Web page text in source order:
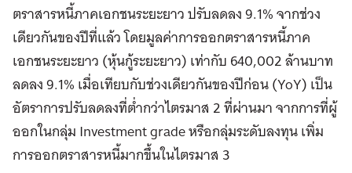
ตราสารหนี้ภาคเอกชนระยะยาว ปรับลดลง 9.1%จากช่วง
เดียวกันของปีที่แล้ว โดยมูลค่าการออกตราสารหนี้ภาค
เอกชนระยะยาว (หุ้นกู้ระยะยาว) เท่ากับ 640,002 ล้านบาท
ลดลง 9.1% เมื่อเทียบกับช่วงเดียวกันของปีก่อน (YoY) เป็น
อัตราการปรับลดลงที่ต่ำกว่าไตรมาส 2 ที่ผ่านมา จากการที่ผู้
ออกในกลุ่ม Investment grade หรือกลุ่มระดับลงทุน เพิ่ม
การออกตราสารหนี้มากขึ้นในไตรมาส 3